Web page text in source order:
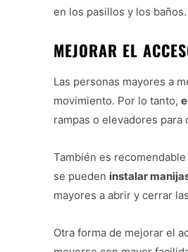
en los pasillos y los baños.
MEJORAR EL
Las personas mayores a
movimiento. Por lo tanto,
rampas o elevadores
También es
se pueden instalar
mayores a abrir y cerrar
Otra forma de mejorar el